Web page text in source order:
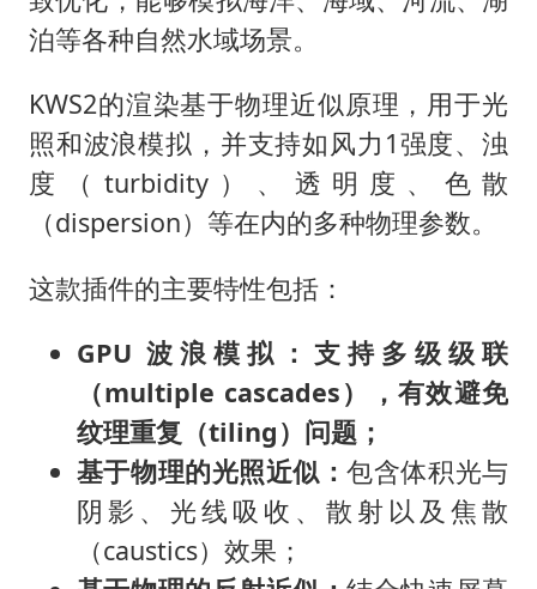
泊等各种自然水域场景。
KWS2的渲染基于物理近似原理，用于光
照和波浪模拟，并支持如风力1强度、浊
度（turbidity）、透明度、色散
（dispersion）等在内的多种物理参数。
这款插件的主要特性包括：
GPU 波浪模拟：支持多级级联
（multiple cascades），有效避免
纹理重复（tiling）问题；
基于物理的光照近似：包含体积光与
阴影、光线吸收、散射以及焦散
（caustics）效果；